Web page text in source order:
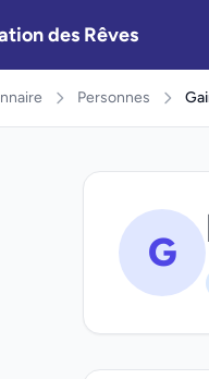
des Rêves
Personnes
G